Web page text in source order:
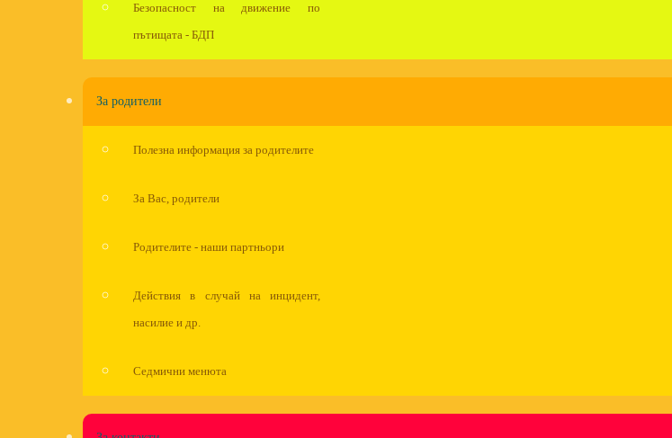
Безопасност на движение по
пътищата - БДП
За родители
Полезна информация за родителите
За Вас, родители
Родителите - наши партньори
Действия в случай на инцидент,
насилие и др.
Седмични менюта